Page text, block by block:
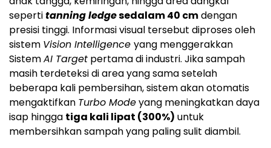
sepertitanning ledgesedalam 40 cmdengan
presisi tinggi. Informasi visual tersebut diproses oleh
sistem Vision Intelligence yang menggerakkan
SistemAI Target pertama di industri. Jika sampah
masih terdeteksi di area yang sama setelah
beberapa kali pembersihan, sistem akan otomatis
mengaktifkan Turbo Modeyang meningkatkan daya
isap hingga tiga kali lipat (300%) untuk
membersihkan sampah yang paling sulit diambil.